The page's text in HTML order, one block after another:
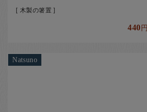
[ 木製の箸置 ]
440円
Natsuno